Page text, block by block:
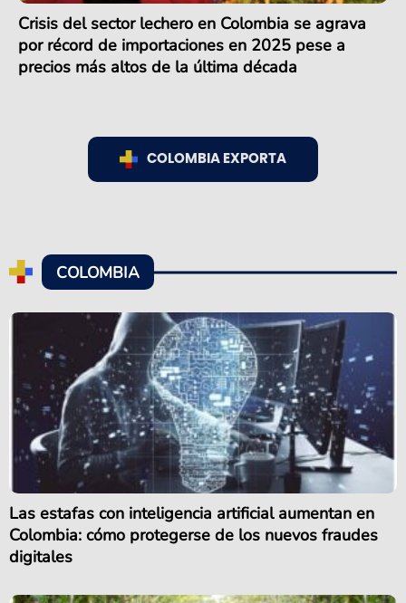
Crisis del sector lechero en Colombia se agrava
por récord de importaciones en 2025 pese a
precios más altos de la última década
COLOMBIA EXPORTA
COLOMBIA
Las estafas con inteligencia artificial aumentan en
Colombia: cómo protegerse de los nuevos fraudes
digitales